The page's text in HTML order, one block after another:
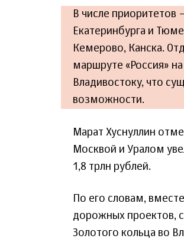
В числе приоритетов
Екатеринбурга и
Кемерово, Канска.
маршруте «Россия»
Владивостоку, что
возможности.
Марат Хуснуллин
Москвой и Уралом
1,8 трлн рублей.
По его словам,
дорожных проектов,
Золотого кольца во